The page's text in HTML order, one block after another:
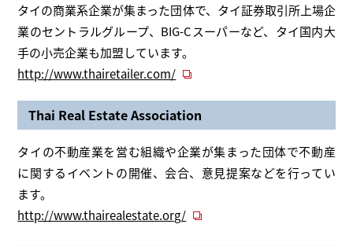
タイの商業系企業が集まった団体で、タイ証券取引所上場企
業のセントラルグループ、BIG-Cスーパーなど、タイ国内大
手の小売企業も加盟しています。
http://www.thairetailer.com/
Thai Real Estate Association
タイの不動産業を営む組織や企業が集まった団体で不動産
に関するイベントの開催、会合、意見提案などを行ってい
ます。
http://www.thairealestate.org/